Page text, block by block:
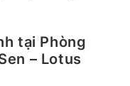
tại Phòng
– Lotus